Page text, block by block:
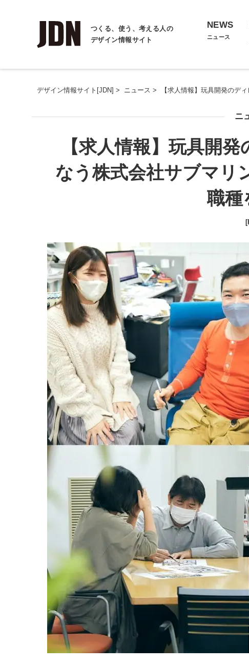
つくる、使う、考える人の
デザイン情報サイト
NEWS
ニュース
デザイン情報サイト[JDN] > ニュース > 【求人情報】玩具開発のデ
ニ
【求人情報】玩具開
なう株式会社サブマリ
職種